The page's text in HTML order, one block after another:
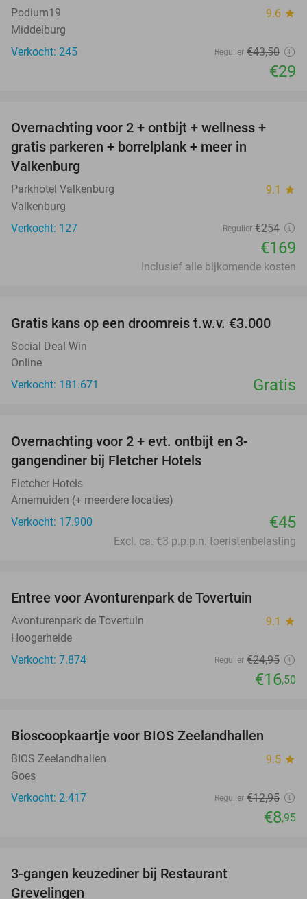
Podium19 9.6 star
Middelburg
Verkocht: 245
Regulier €43,50
€29
33%
Overnachting voor 2 + ontbijt + wellness +
gratis parkeren + borrelplank + meer in
Valkenburg
Parkhotel Valkenburg 9.1 star
Valkenburg
Verkocht: 127
Regulier €254
€169
Inclusief alle bijkomende kosten
Gratis kans op een droomreis t.w.v. €3.000
Social Deal Win
Online
Verkocht: 181.671
Gratis
Overnachting voor 2 + evt. ontbijt en 3-
gangendiner bij Fletcher Hotels
Fletcher Hotels
Arnemuiden (+ meerdere locaties)
Verkocht: 17.900
€45
Excl. ca. €3 p.p.p.n. toeristenbelasting
Entree voor Avonturenpark de Tovertuin
Avonturenpark de Tovertuin 9.1 star
Hoogerheide
Verkocht: 7.874
Regulier €24,95
€16,50
Bioscoopkaartje voor BIOS Zeelandhallen
BIOS Zeelandhallen 9.5 star
Goes
Verkocht: 2.417
Regulier €12,95
€8,95
3-gangen keuzediner bij Restaurant
Grevelingen